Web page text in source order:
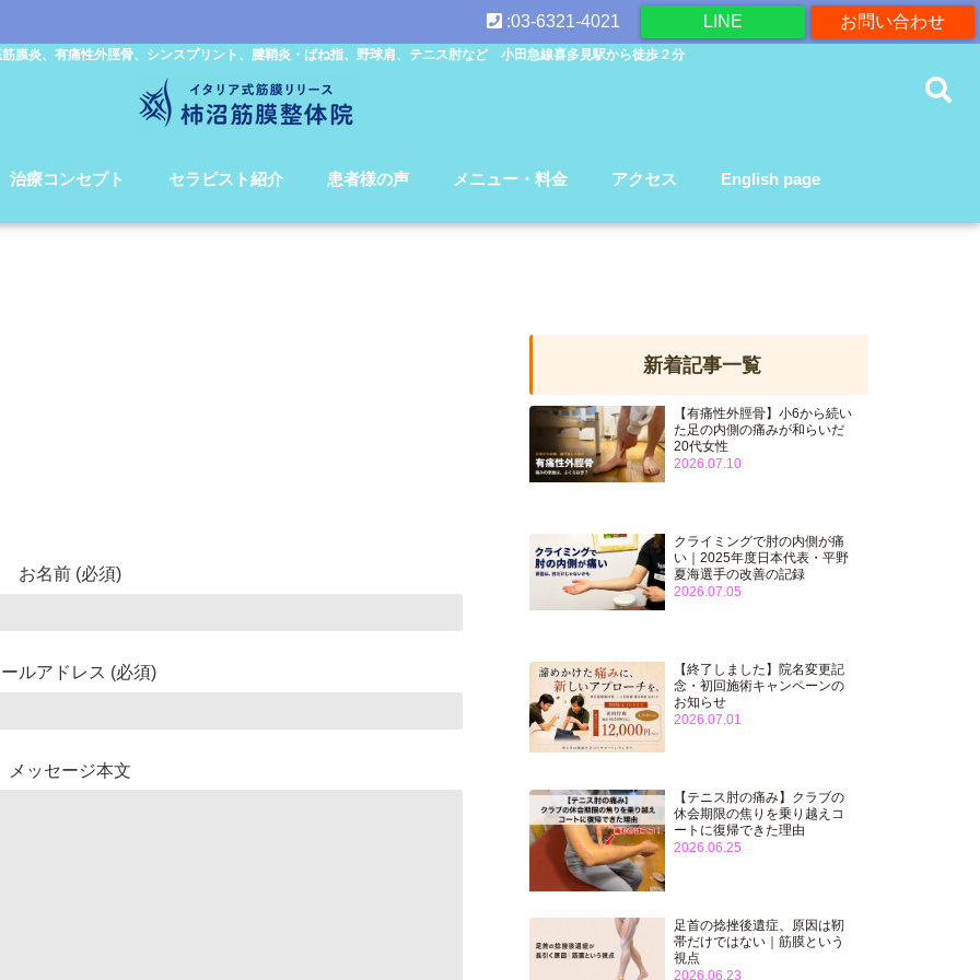
お問い合わせ
LINE
:03-6321-4021
膜炎、有痛性外脛骨、シンスプリント、腱鞘炎・ばね指、野球肩、テニス肘など 小田急線喜多見駅から徒歩２分
治療コンセプト セラピスト紹介 患者様の声 メニュー・料金 アクセス English page
お名前 (必須)
ルアドレス (必須)
メッセージ本文
新着記事一覧
【有痛性外脛骨】小6から続い
た足の内側の痛みが和らいだ
20代女性
2026.07.10
クライミングで肘の内側が痛
い｜2025年度日本代表・平野
夏海選手の改善の記録
2026.07.05
【終了しました】院名変更記
念・初回施術キャンペーンの
お知らせ
2026.07.01
【テニス肘の痛み】クラブの
休会期限の焦りを乗り越えコ
ートに復帰できた理由
2026.06.25
足首の捻挫後遺症、原因は靭
帯だけではない｜筋膜という
視点
2026.06.23